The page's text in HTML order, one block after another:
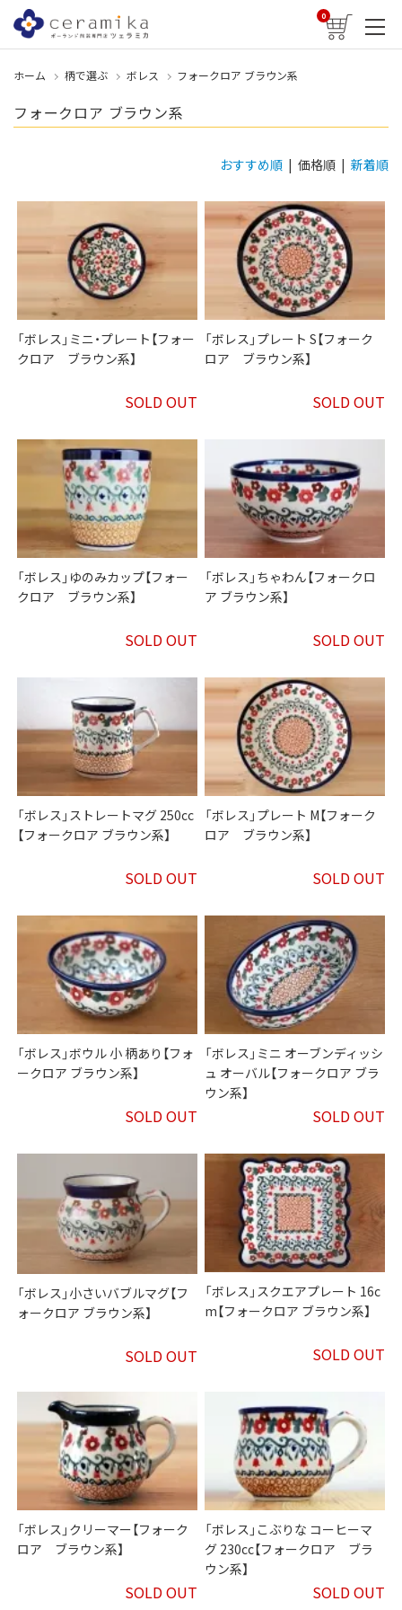
0
ホーム 柄で選ぶ ボレス フォークロア ブラウン系
フォークロア ブラウン系
おすすめ順 | 価格順 | 新着順
「ボレス」ミニ・プレート【フォー
クロア ブラウン系】
SOLD OUT
「ボレス」プレート S【フォーク
ロア ブラウン系】
SOLD OUT
「ボレス」ゆのみカップ【フォー
クロア ブラウン系】
SOLD OUT
「ボレス」ちゃわん【フォークロ
ア ブラウン系】
SOLD OUT
「ボレス」ストレートマグ 250cc
【フォークロア ブラウン系】
SOLD OUT
「ボレス」プレート M【フォーク
ロア ブラウン系】
SOLD OUT
「ボレス」ボウル 小 柄あり【フォ
ークロア ブラウン系】
SOLD OUT
「ボレス」ミニ オーブンディッシ
ュ オーバル【フォークロア ブラ
ウン系】
SOLD OUT
「ボレス」小さいバブルマグ【フ
ォークロア ブラウン系】
SOLD OUT
「ボレス」スクエアプレート 16c
m【フォークロア ブラウン系】
SOLD OUT
「ボレス」クリーマー【フォーク
ロア ブラウン系】
SOLD OUT
「ボレス」こぶりな コーヒーマ
グ 230cc【フォークロア ブラ
ウン系】
SOLD OUT